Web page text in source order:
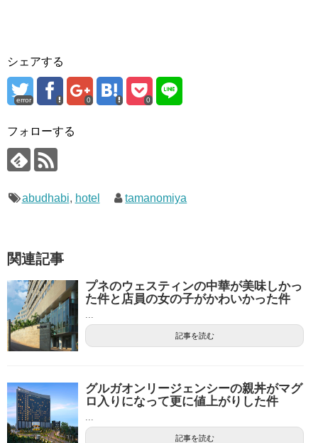
シェアする
error 0 0
フォローする
abudhabi, hotel tamanomiya
関連記事
プネのウェスティンの中華が美味しかっ
た件と店員の女の子がかわいかった件
記事を読む
グルガオンリージェンシーの親丼がマグ
ロ入りになって更に値上がりした件
記事を読む